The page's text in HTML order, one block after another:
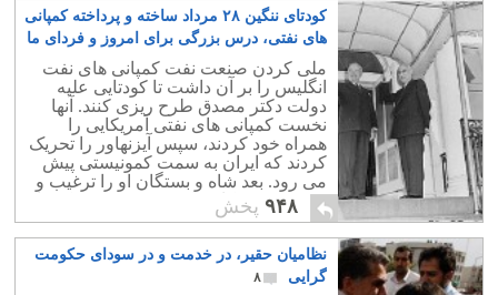
کودتای ننگین ۲۸ مرداد ساخته و پرداخته کمپانی
های نفتی، درس بزرگی برای امروز و فردای ما
۶
ملی کردن صنعت نفت کمپانی های نفت
انگلیس را بر آن داشت تا کودتایی علیه
دولت دکتر مصدق طرح ریزی کنند. آنها
نخست کمپانی های نفتی آمریکایی را
همراه خود کردند، سپس آیزنهاور را تحریک
کردند که ایران به سمت کمونیستی پیش
می رود. بعد شاه و بستگان او را ترغیب و
تشویق به همکاری کردند و دست به کودتا
زدند.
۹۴۸ پخش
نظامیان حقیر، در خدمت و در سودای حکومت
گرایی
۸